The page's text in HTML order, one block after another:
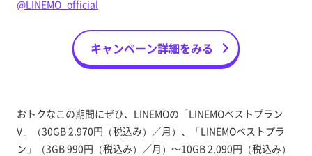
@LINEMO_official
キャンペーン詳細をみる
おトクなこの期間にぜひ、LINEMOの「LINEMOベストプラン
V」（30GB 2,970円（税込み）／月）、「LINEMOベストプラ
ン」（3GB 990円（税込み）／月）～10GB 2,090円（税込み）